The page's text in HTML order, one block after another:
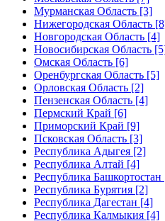
Мурманская Область [3]
Нижегородская Область
Новгородская Область [4]
Новосибирская Область
Омская Область [6]
Оренбургская Область [5]
Орловская Область [2]
Пензенская Область [4]
Пермский Край [6]
Приморский Край [9]
Псковская Область [3]
Республика Адыгея [2]
Республика Алтай [4]
Республика Башкортостан
Республика Бурятия [2]
Республика Дагестан [4]
Республика Калмыкия [4]